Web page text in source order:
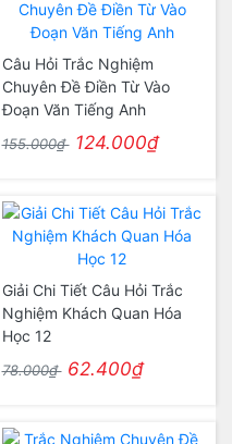
Câu Hỏi Trắc Nghiệm
Chuyên Đề Điền Từ Vào
Đoạn Văn Tiếng Anh
155.000₫ 124.000₫
Giải Chi Tiết Câu Hỏi Trắc
Nghiệm Khách Quan Hóa
Học 12
78.000₫ 62.400₫